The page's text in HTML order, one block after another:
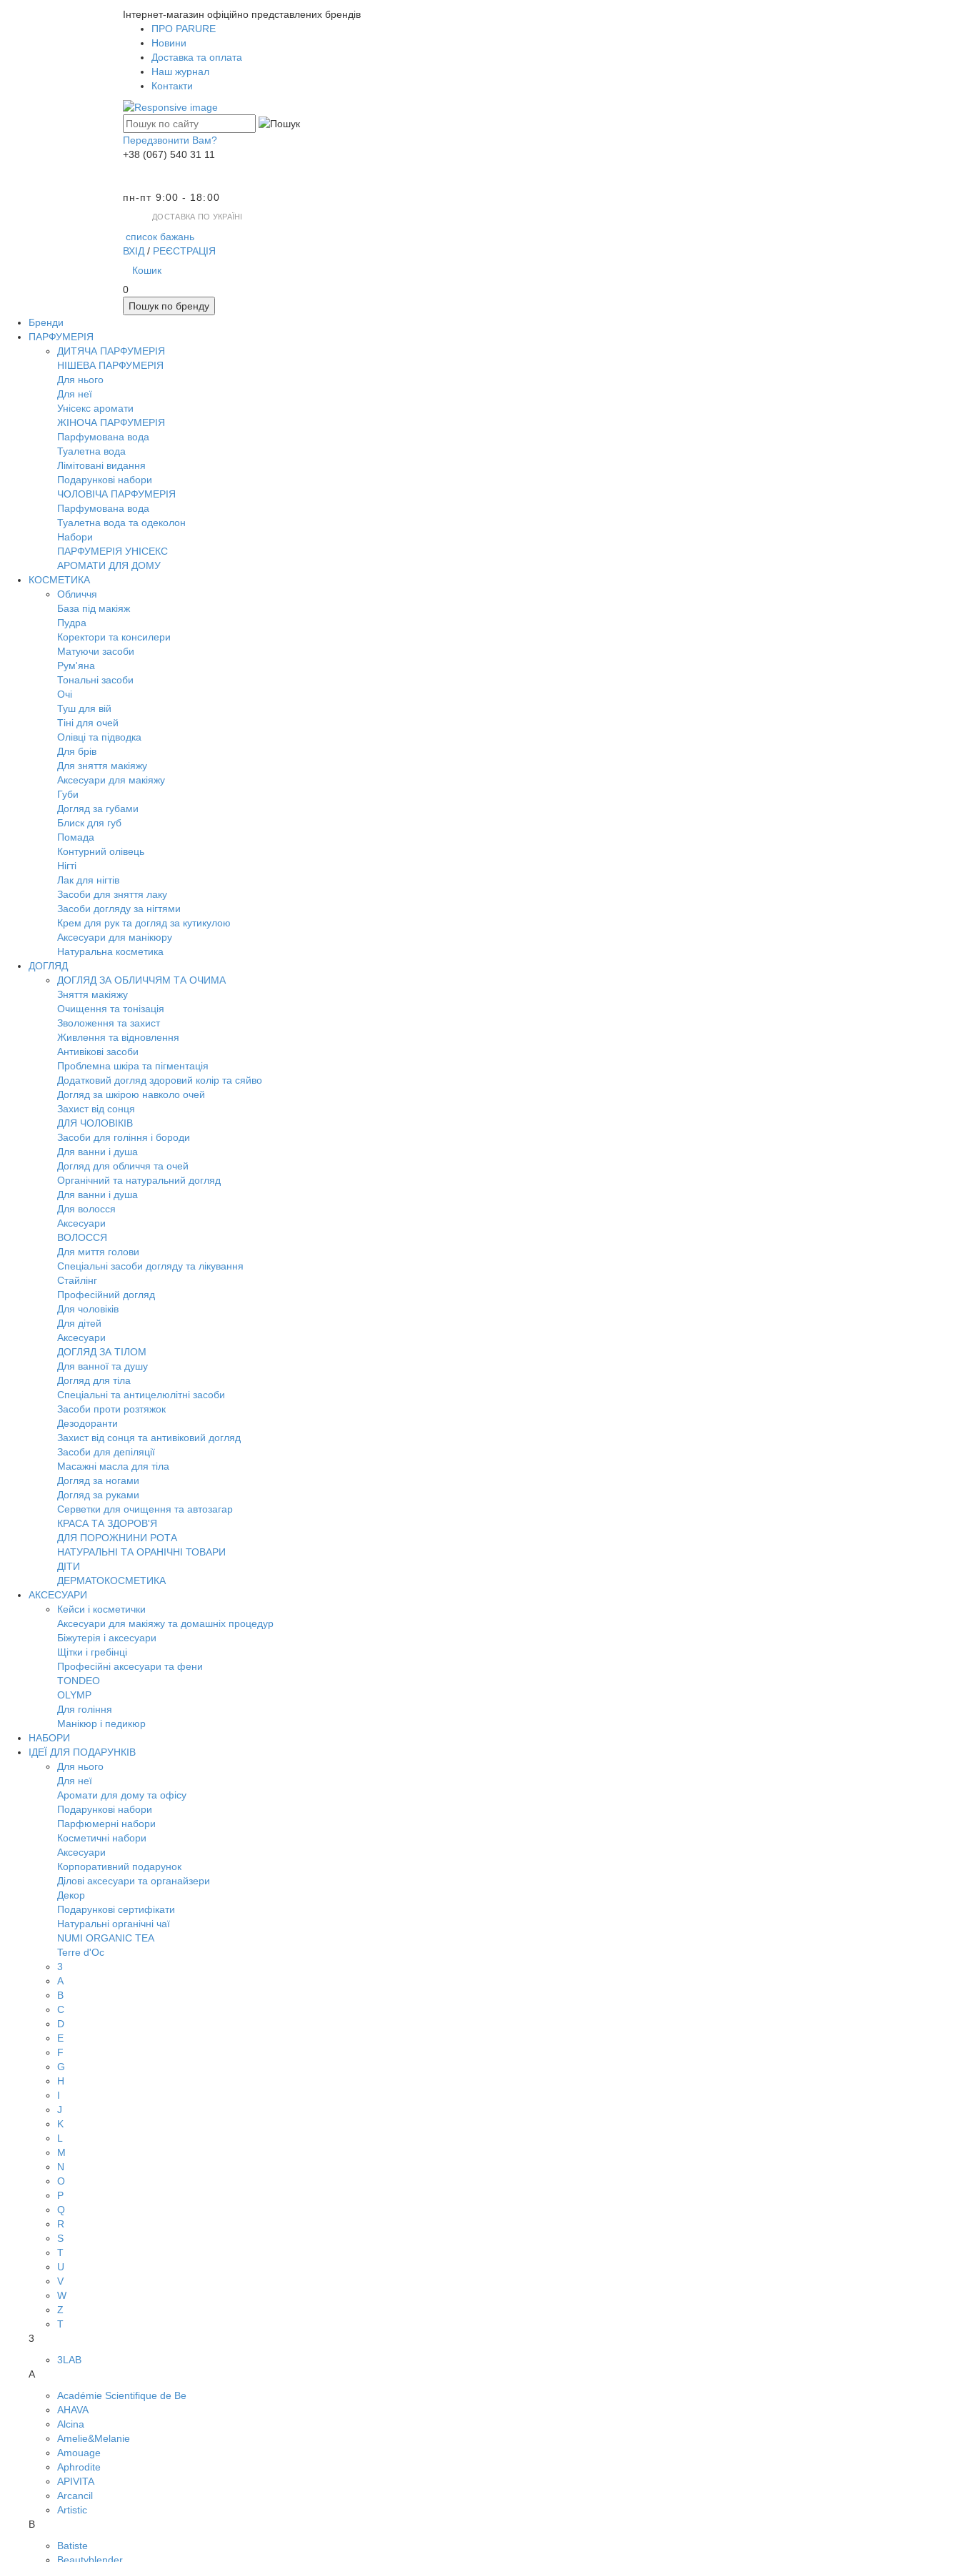
Інтернет-магазин офіційно представлених брендів
ПРО PARURE
Новини
Доставка та оплата
Наш журнал
Контакти
Передзвонити Вам?
+38 (067) 540 31 11
пн-пт 9:00 - 18:00
ДОСТАВКА ПО УКРАЇНІ
список бажань
ВХІД / РЕЄСТРАЦІЯ
Кошик
0
Пошук по бренду
Бренди
ПАРФУМЕРІЯ
ДИТЯЧА ПАРФУМЕРІЯ
НІШЕВА ПАРФУМЕРІЯ
Для нього
Для неї
Унісекс аромати
ЖІНОЧА ПАРФУМЕРІЯ
Парфумована вода
Туалетна вода
Лімітовані видання
Подарункові набори
ЧОЛОВІЧА ПАРФУМЕРІЯ
Парфумована вода
Туалетна вода та одеколон
Набори
ПАРФУМЕРІЯ УНІСЕКС
АРОМАТИ ДЛЯ ДОМУ
КОСМЕТИКА
Обличчя
База під макіяж
Пудра
Коректори та консилери
Матуючи засоби
Рум'яна
Тональні засоби
Очі
Туш для вій
Тіні для очей
Олівці та підводка
Для брів
Для зняття макіяжу
Аксесуари для макіяжу
Губи
Догляд за губами
Блиск для губ
Помада
Контурний олівець
Нігті
Лак для нігтів
Засоби для зняття лаку
Засоби догляду за нігтями
Крем для рук та догляд за кутикулою
Аксесуари для манікюру
Натуральна косметика
ДОГЛЯД
ДОГЛЯД ЗА ОБЛИЧЧЯМ ТА ОЧИМА
Зняття макіяжу
Очищення та тонізація
Зволоження та захист
Живлення та відновлення
Антивікові засоби
Проблемна шкіра та пігментація
Додатковий догляд здоровий колір та сяйво
Догляд за шкірою навколо очей
Захист від сонця
ДЛЯ ЧОЛОВІКІВ
Засоби для гоління і бороди
Для ванни і душа
Догляд для обличчя та очей
Органічний та натуральний догляд
Для ванни і душа
Для волосся
Аксесуари
ВОЛОССЯ
Для миття голови
Спеціальні засоби догляду та лікування
Стайлінг
Професійний догляд
Для чоловіків
Для дітей
Аксесуари
ДОГЛЯД ЗА ТІЛОМ
Для ванної та душу
Догляд для тіла
Спеціальні та антицелюлітні засоби
Засоби проти розтяжок
Дезодоранти
Захист від сонця та антивіковий догляд
Засоби для депіляції
Масажні масла для тіла
Догляд за ногами
Догляд за руками
Серветки для очищення та автозагар
КРАСА ТА ЗДОРОВ'Я
ДЛЯ ПОРОЖНИНИ РОТА
НАТУРАЛЬНІ ТА ОРАНІЧНІ ТОВАРИ
ДІТИ
ДЕРМАТОКОСМЕТИКА
АКСЕСУАРИ
Кейси і косметички
Аксесуари для макіяжу та домашніх процедур
Біжутерія і аксесуари
Щітки і гребінці
Професійні аксесуари та фени
TONDEO
OLYMP
Для гоління
Манікюр і педикюр
НАБОРИ
ІДЕЇ ДЛЯ ПОДАРУНКІВ
Для нього
Для неї
Аромати для дому та офісу
Подарункові набори
Парфюмерні набори
Косметичні набори
Аксесуари
Корпоративний подарунок
Ділові аксесуари та органайзери
Декор
Подарункові сертифікати
Натуральні органічні чаї
NUMI ORGANIC TEA
Terre d'Oc
3
A
B
C
D
E
F
G
H
I
J
K
L
M
N
O
P
Q
R
S
T
U
V
W
Z
Т
3
3LAB
A
Académie Scientifique de Be
AHAVA
Alcina
Amelie&Melanie
Amouage
Aphrodite
APIVITA
Arcancil
Artistic
B
Batiste